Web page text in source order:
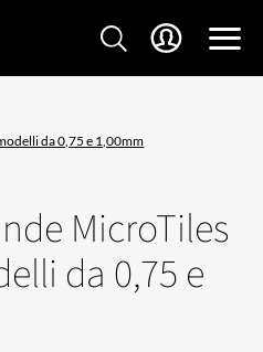
da 0,75 e 1,00mm
MicroTiles
da 0,75 e